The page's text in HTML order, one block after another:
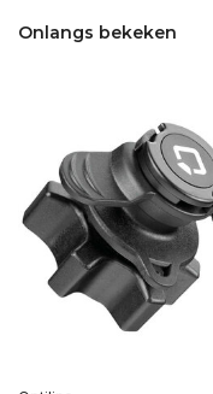
Onlangs bekeken